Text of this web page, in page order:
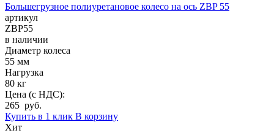
Большегрузное полиуретановое колесо на ось ZBP 55
артикул
ZBP55
в наличии
Диаметр колеса
55 мм
Нагрузка
80 кг
Цена (с НДС):
265 руб.
Купить в 1 клик В корзину
Хит